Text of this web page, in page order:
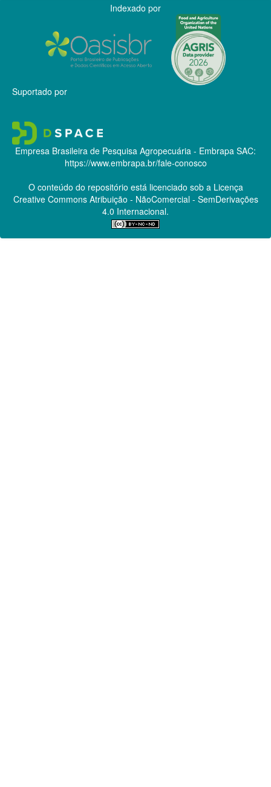
Indexado por
Suportado por
Empresa Brasileira de Pesquisa Agropecuária - Embrapa SAC:
https://www.embrapa.br/fale-conosco
O conteúdo do repositório está licenciado sob a Licença
Creative CommonsAtribuição - NãoComercial - SemDerivações
4.0 Internacional.